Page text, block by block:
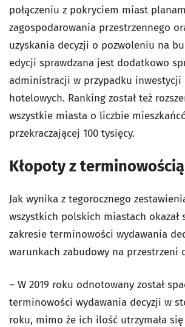
połączeniu z pokryciem miast
zagospodarowania przestrzennego
uzyskania decyzji o pozwoleniu na
edycji sprawdzana jest dodatkowo
administracji w przypadku inwestycji
hotelowych. Ranking został też
wszystkie miasta o liczbie
przekraczającej 100 tysięcy.
Kłopoty z terminowością
Jak wynika z tegorocznego
wszystkich polskich miastach okazał
zakresie terminowości wydawania
warunkach zabudowy na przestrzeni
– W 2019 roku odnotowany został
terminowości wydawania decyzji w
roku, mimo że ich ilość utrzymała